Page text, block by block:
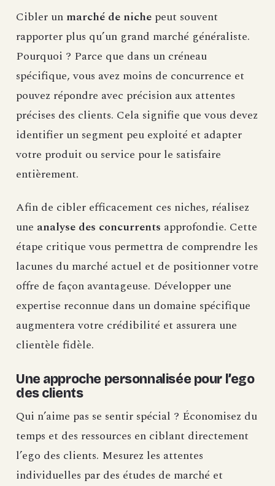
Cibler un marché de niche peut souvent
rapporter plus qu’un grand marché généraliste.
Pourquoi ? Parce que dans un créneau
spécifique, vous avez moins de concurrence et
pouvez répondre avec précision aux attentes
précises des clients. Cela signifie que vous devez
identifier un segment peu exploité et adapter
votre produit ou service pour le satisfaire
entièrement.
Afin de cibler efficacement ces niches, réalisez
une analyse des concurrents approfondie. Cette
étape critique vous permettra de comprendre les
lacunes du marché actuel et de positionner votre
offre de façon avantageuse. Développer une
expertise reconnue dans un domaine spécifique
augmentera votre crédibilité et assurera une
clientèle fidèle.
Une approche personnalisée pour l’ego
des clients
Qui n’aime pas se sentir spécial ? Économisez du
temps et des ressources en ciblant directement
l’ego des clients. Mesurez les attentes
individuelles par des études de marché et